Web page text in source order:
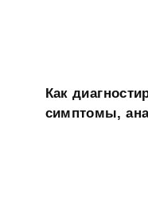
Как
симптомы,